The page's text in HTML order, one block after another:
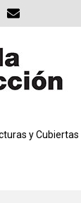
y Cubiertas